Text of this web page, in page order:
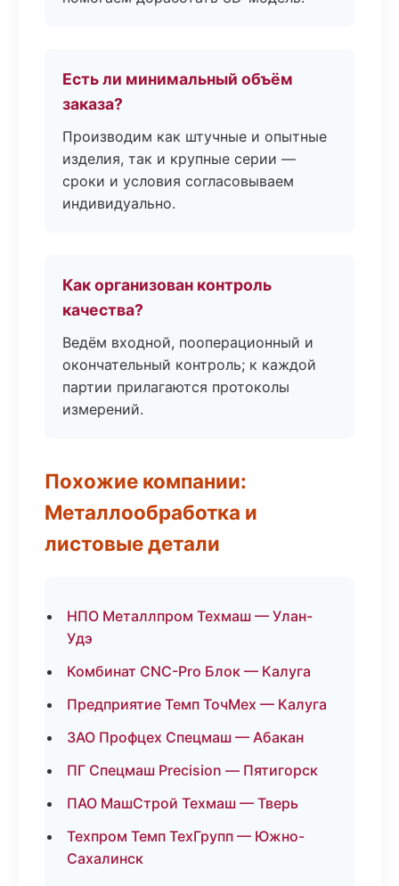
Есть ли минимальный объём
заказа?
Производим как штучные и опытные
изделия, так и крупные серии —
сроки и условия согласовываем
индивидуально.
Как организован контроль
качества?
Ведём входной, пооперационный и
окончательный контроль; к каждой
партии прилагаются протоколы
измерений.
Похожие компании:
Металлообработка и
листовые детали
НПО Металлпром Техмаш — Улан-
Удэ
Комбинат CNC-Pro Блок — Калуга
Предприятие Темп ТочМех — Калуга
ЗАО Профцех Спецмаш — Абакан
ПГ Спецмаш Precision — Пятигорск
ПАО МашСтрой Техмаш — Тверь
Техпром Темп ТехГрупп — Южно-
Сахалинск